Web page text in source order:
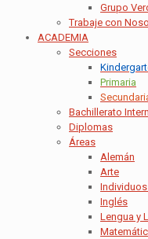
Grupo
Trabaje con
ACADEMIA
Secciones
Primaria
Bachillerato
Diplomas
Áreas
Alemán
Arte
Inglés
Lengua y